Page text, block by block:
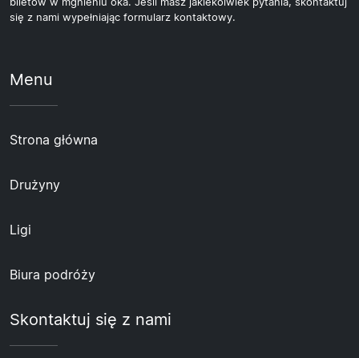
się z nami wypełniając formularz kontaktowy.
Menu
Strona główna
Drużyny
Ligi
Biura podróży
Skontaktuj się z nami